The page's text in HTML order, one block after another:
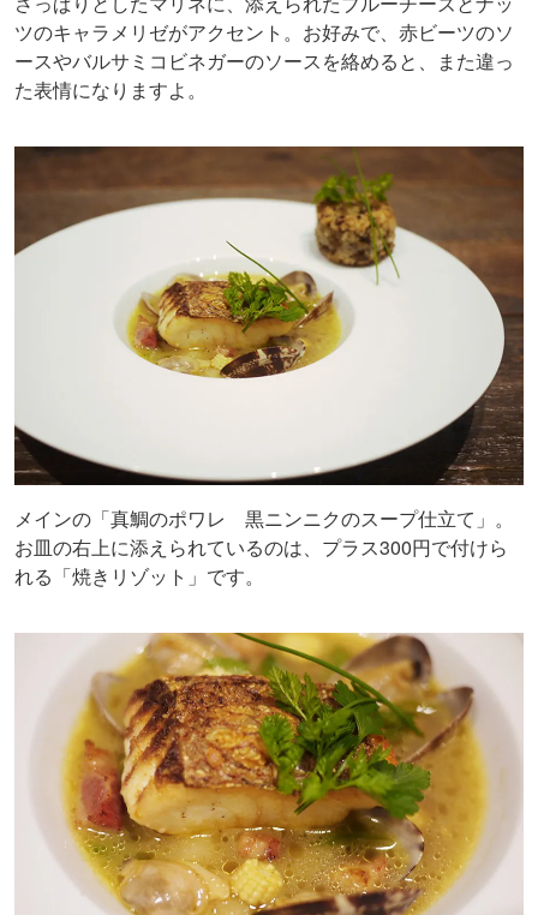
ツのキャラメリゼがアクセント。お好みで、赤ビーツのソ
ースやバルサミコビネガーのソースを絡めると、また違っ
た表情になりますよ。
メインの「真鯛のポワレ 黒ニンニクのスープ仕立て」。
お皿の右上に添えられているのは、プラス300円で付けら
れる「焼きリゾット」です。